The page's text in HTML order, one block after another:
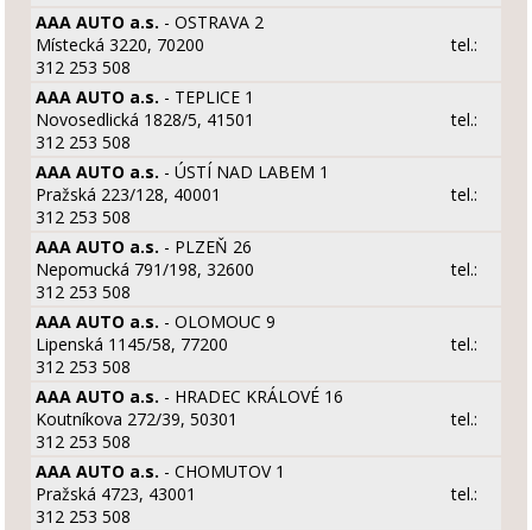
AAA AUTO a.s. - OSTRAVA 2
Místecká 3220, 70200
tel.:
312 253 508
AAA AUTO a.s. - TEPLICE 1
Novosedlická 1828/5, 41501
tel.:
312 253 508
AAA AUTO a.s. - ÚSTÍ NAD LABEM 1
Pražská 223/128, 40001
tel.:
312 253 508
AAA AUTO a.s. - PLZEŇ 26
Nepomucká 791/198, 32600
tel.:
312 253 508
AAA AUTO a.s. - OLOMOUC 9
Lipenská 1145/58, 77200
tel.:
312 253 508
AAA AUTO a.s. - HRADEC KRÁLOVÉ 16
Koutníkova 272/39, 50301
tel.:
312 253 508
AAA AUTO a.s. - CHOMUTOV 1
Pražská 4723, 43001
tel.:
312 253 508